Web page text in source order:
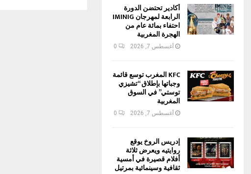
أكادير تحتضن الدورة
الرابعة لمهرجان IMINIG
احتفاء بمائة عام من
الهجرة المغربية
أغسطس 7, 2026 0
KFC المغرب توسع قائمة
وجباتها بإطلاق “تشيزي
توستي” في السوق
المغربية
أغسطس 7, 2026 0
إدريس الروخ يوقع
روايتيه ويعرض ثلاثة
أفلام قصيرة في أمسية
ثقافية وسينمائية بمرتيل